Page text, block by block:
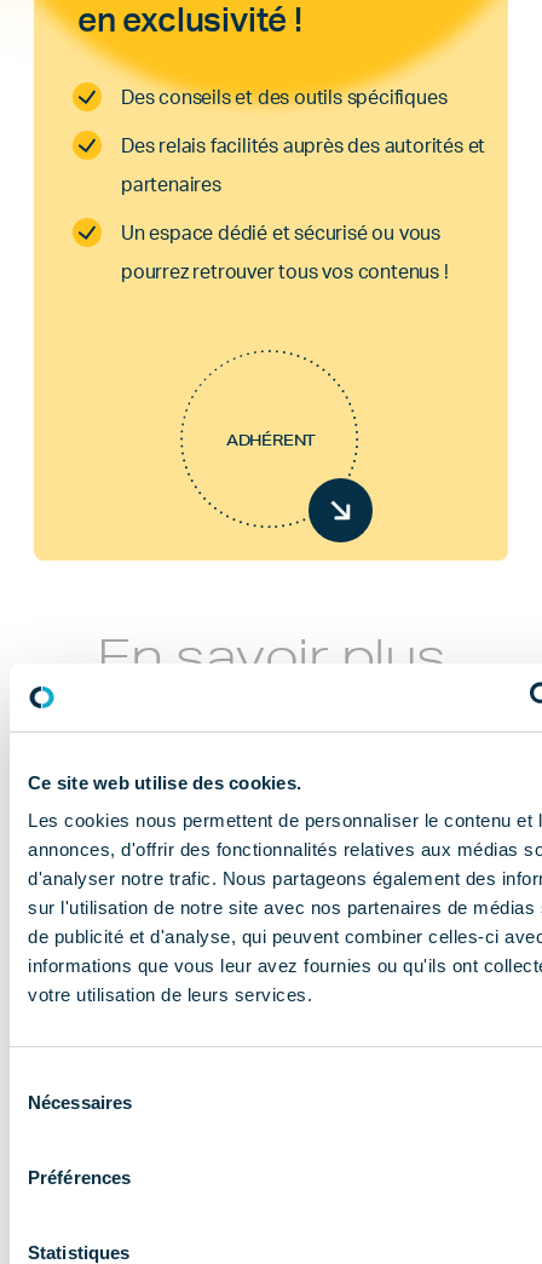
Ce site web utilise des cookies.
Les cookies nous permettent de personnaliser le contenu et
annonces, d'offrir des fonctionnalités relatives aux médias
d'analyser notre trafic. Nous partageons également des
sur l'utilisation de notre site avec nos partenaires de médias
de publicité et d'analyse, qui peuvent combiner celles-ci
informations que vous leur avez fournies ou qu'ils ont
votre utilisation de leurs services.
Nécessaires
Préférences
Statistiques
en exclusivité !
Des conseils et des outils spécifiques
Des relais facilités auprès des autorités et
partenaires
Un espace dédié et sécurisé ou vous
pourrez retrouver tous vos contenus !
ADHÉRENT
En savoir plus
NOS MISSIONS
Le COMIDENT
apporte son
entreprises et
les accompagne